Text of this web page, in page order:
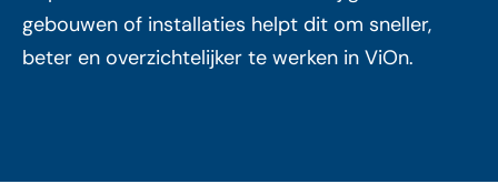
gebouwen of installaties helpt dit om sneller,
beter en overzichtelijker te werken in ViOn.